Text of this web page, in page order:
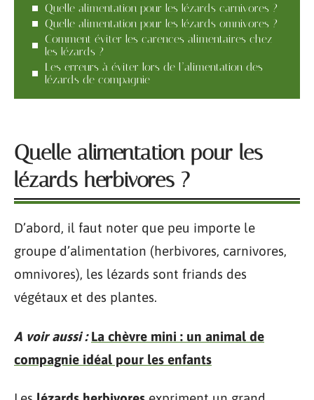
Quelle alimentation pour les lézards carnivores ?
Quelle alimentation pour les lézards omnivores ?
Comment éviter les carences alimentaires chez
les lézards ?
Les erreurs à éviter lors de l’alimentation des
lézards de compagnie
Quelle alimentation pour les
lézards herbivores ?
D’abord, il faut noter que peu importe le
groupe d’alimentation (herbivores, carnivores,
omnivores), les lézards sont friands des
végétaux et des plantes.
A voir aussi : La chèvre mini : un animal de
compagnie idéal pour les enfants